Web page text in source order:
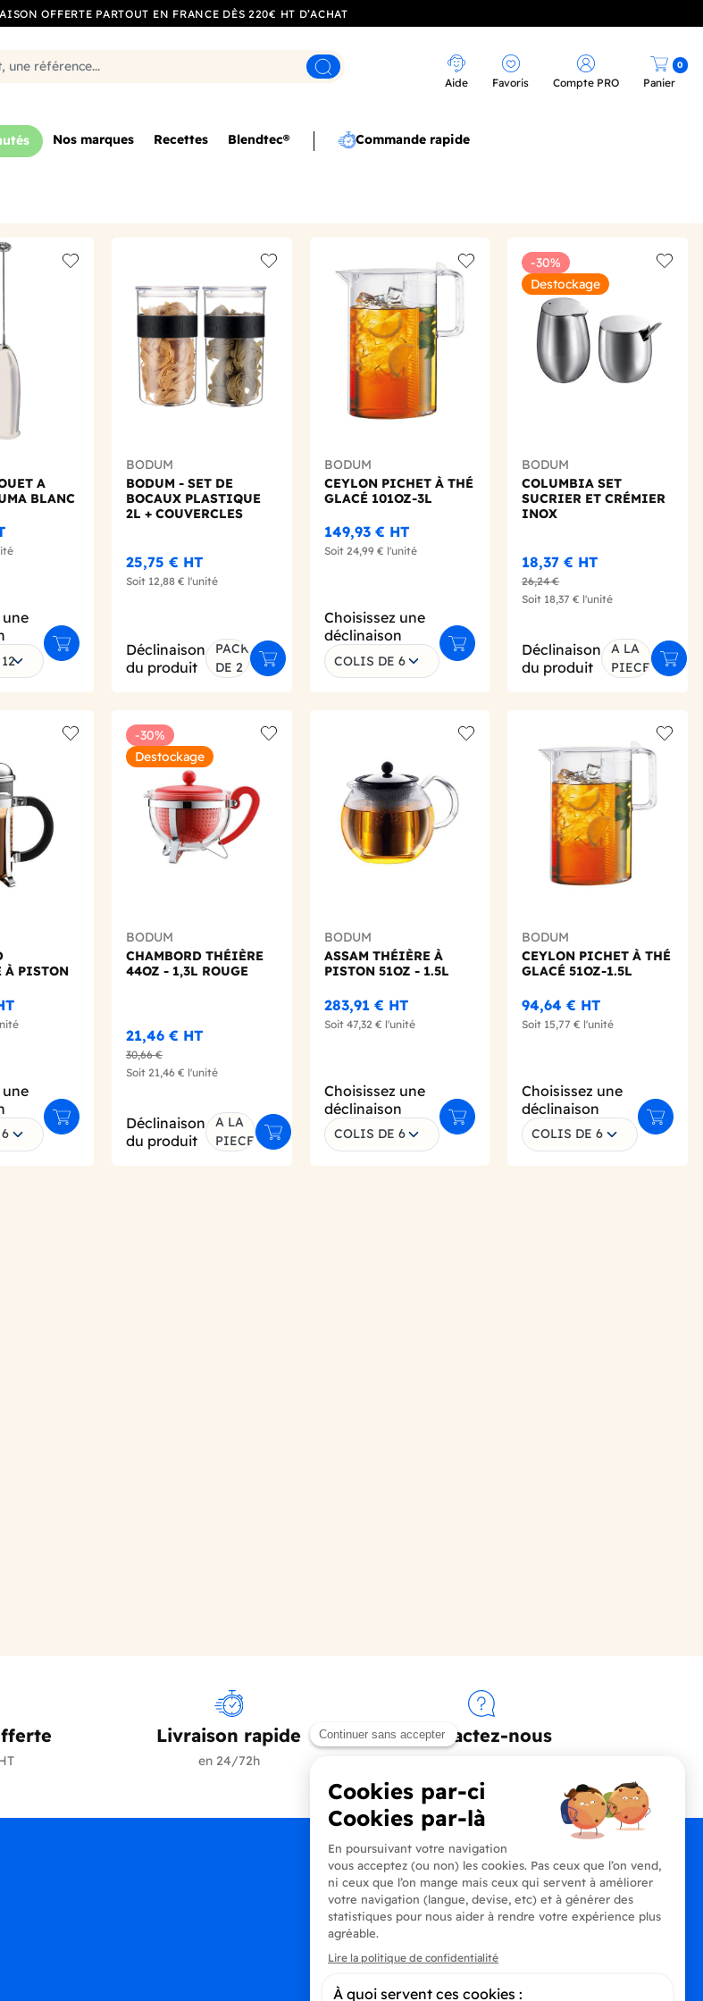
OFFERTE PARTOUT EN FRANCE DÈS 220€ HT D’ACHAT
Rechercher
Aide Favoris Compte PRO Panier
0
Nos marques Recettes Blendtec® Commande rapide
A
BLANC
une
Ajouter au panier
Add to wishlist
BODUM
BODUM - SET DE
BOCAUX PLASTIQUE
2L + COUVERCLES
25,75 € HT
Soit 12,88 € l'unité
Déclinaison
du produit
PACK
DE 2
Ajouter au panier
Add to wishlist
BODUM
CEYLON PICHET À THÉ
GLACÉ 101OZ-3L
149,93 € HT
Soit 24,99 € l'unité
Choisissez une
déclinaison
COLIS DE 6
Ajouter au panier
-30%
Destockage
BODUM
COLUMBIA SET
SUCRIER ET CRÉMIER
INOX
18,37 € HT
26,24 €
Soit 18,37 € l'unité
Déclinaison
du produit
A LA
PIECE
Add to wishlist
À PISTON
une
Ajouter au panier
-30%
Destockage
BODUM
CHAMBORD THÉIÈRE
44OZ - 1,3L ROUGE
21,46 € HT
30,66 €
Soit 21,46 € l'unité
Déclinaison
du produit
A LA
PIECE
Ajouter au panier
Add to wishlist
BODUM
ASSAM THÉIÈRE À
PISTON 51OZ - 1.5L
283,91 € HT
Soit 47,32 € l'unité
Choisissez une
déclinaison
COLIS DE 6
Ajouter au panier
Add
BODUM
CEYLON PICHET À THÉ
GLACÉ 51OZ-1.5L
94,64 € HT
Soit 15,77 € l'unité
Choisissez une
déclinaison
COLIS DE 6
Ajouter
Livraison rapide
en 24/72h
Contactez-nous